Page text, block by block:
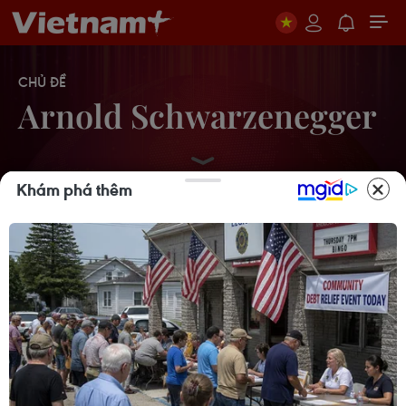
CHỦ ĐỀ
Arnold Schwarzenegger
Schwarzenegger gác các dự án phim
vì việc riêng
20/05/2011 07:03
Phát hiện về "cô vợ ôsin" của Kẻ hủy
diệt Arnold
Khám phá thêm